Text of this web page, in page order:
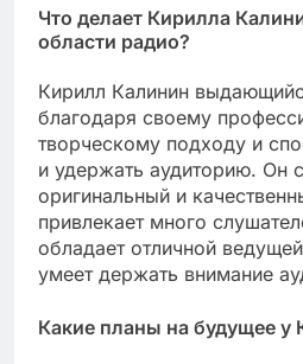
Что делает Кирилла
области радио?
Кирилл Калинин
благодаря своему
творческому подходу и
и удержать аудиторию. Он
оригинальный и
привлекает много
обладает отличной
умеет держать внимание
Какие планы на будущее у